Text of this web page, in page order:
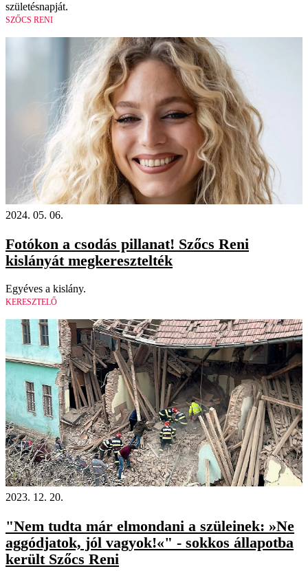
születésnapját.
SZŐCS RENI
2024. 05. 06.
Fotókon a csodás pillanat! Szőcs Reni
kislányát megkeresztelték
Egyéves a kislány.
KERESZTELŐ
2023. 12. 20.
"Nem tudta már elmondani a szüleinek: »Ne
aggódjatok, jól vagyok!«" - sokkos állapotba
került Szőcs Reni